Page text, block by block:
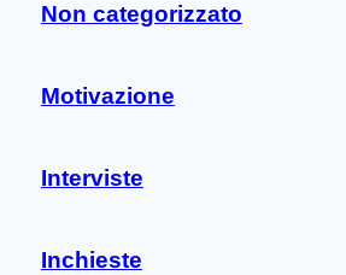
Non categorizzato
Motivazione
Interviste
Inchieste